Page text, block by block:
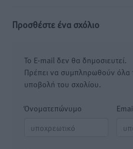
Προσθέστε ένα σχόλιο
Το E-mail δεν θα δημοσιευτεί.
Πρέπει να συμπληρωθούν όλα
υποβολή του σχολίου.
Όνοματεπώνυμο